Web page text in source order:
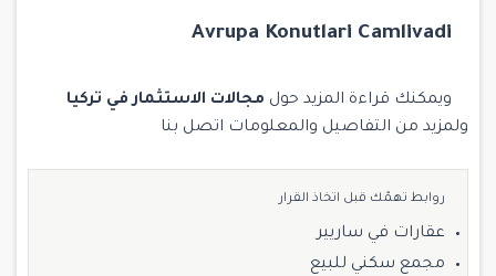
Avrupa Konutlari Camlivadi
ويمكنك قراءة المزيد حول مجالات الاستثمار في تركيا
ولمزيد من التفاصيل والمعلومات اتصل بنا
روابط تهمّك قبل اتخاذ القرار
عقارات في ساريير
مجمع سكني للبيع